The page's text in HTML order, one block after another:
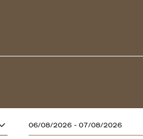
06/08/2026 - 07/08/2026